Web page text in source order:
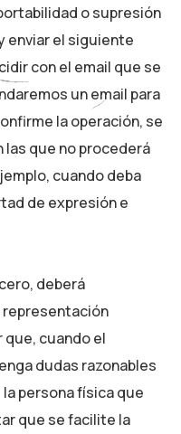
o supresión
enviar el siguiente
con el email que se
un email para
la operación, se
que no procederá
cuando deba
de expresión e
deberá
que, cuando el
dudas razonables
persona física que
que se facilite la